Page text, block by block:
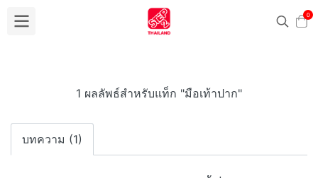
0
1 ผลลัพธ์สำหรับแท็ก "มือเท้าปาก"
บทความ (1)